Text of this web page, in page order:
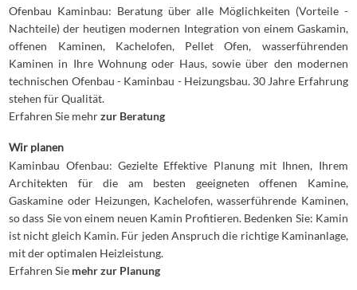
Ofenbau Kaminbau: Beratung über alle Möglichkeiten (Vorteile -
Nachteile) der heutigen modernen Integration von einem Gaskamin,
offenen Kaminen, Kachelofen, Pellet Ofen, wasserführenden
Kaminen in Ihre Wohnung oder Haus, sowie über den modernen
technischen Ofenbau - Kaminbau - Heizungsbau. 30 Jahre Erfahrung
stehen für Qualität.
Erfahren Sie mehrzur Beratung
Wir planen
Kaminbau Ofenbau: Gezielte Effektive Planung mit Ihnen, Ihrem
Architekten für die am besten geeigneten offenen Kamine,
Gaskamine oder Heizungen, Kachelofen, wasserführende Kaminen,
so dass Sie von einem neuen Kamin Profitieren. Bedenken Sie: Kamin
ist nicht gleich Kamin. Für jeden Anspruch die richtige Kaminanlage,
mit der optimalen Heizleistung.
Erfahren Sie mehr zur Planung